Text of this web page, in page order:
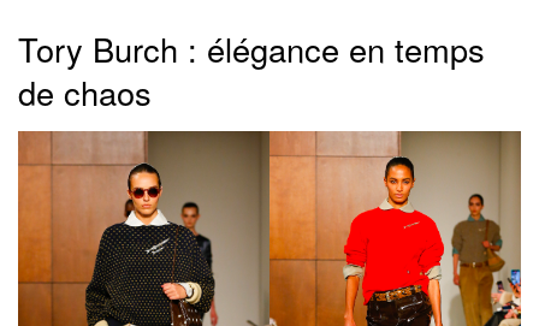
Tory Burch : élégance en temps
de chaos